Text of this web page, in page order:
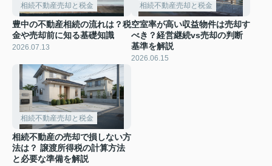
相続不動産売却と税金
豊中の不動産相続の流れは？税
金や売却前に知る基礎知識
2026.07.13
相続不動産売却と税金
空室率が高い収益物件は売却す
べき？経営継続vs売却の判断
基準を解説
2026.06.15
相続不動産売却と税金
相続不動産の売却で損しない方
法は？ 譲渡所得税の計算方法
と必要な準備を解説